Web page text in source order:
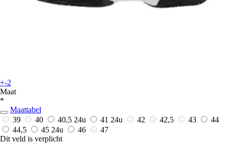
+-2
Maat
*
Maattabel
39
40 40,5 24u 41 24u 42 42,5 43
44
44,5
45 24u 46
47
Dit veld is verplicht